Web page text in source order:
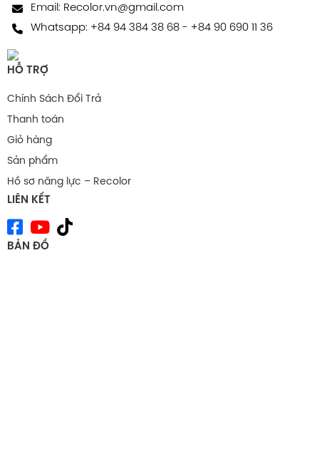
Email: Recolor.vn@gmail.com
Whatsapp: +84 94 384 38 68- +84 90 690 11 36
HỖ TRỢ
Chính Sách Đổi Trả
Thanh toán
Giỏ hàng
Sản phẩm
Hồ sơ năng lực – Recolor
LIÊN KẾT
BẢN ĐỒ